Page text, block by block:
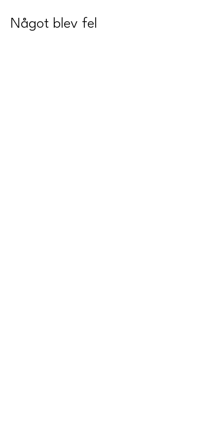
Något blev fel